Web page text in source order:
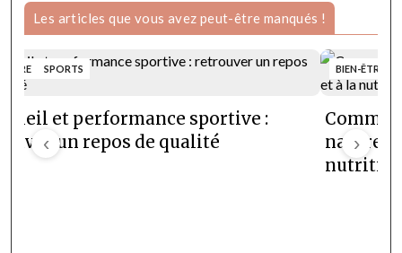
Les articles que vous avez peut-être manqués !
‹
ÊTRE SPORTS
et performance sportive :
un repos de qualité
BIEN-ÊTRE
›